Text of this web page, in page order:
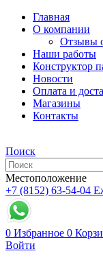
Главная
О компании
Отзывы
Наши работы
Конструктор
Новости
Оплата и
Магазины
Контакты
Поиск
Местоположение
+7 (8152) 63-54-04
0 Избранное 0
Войти